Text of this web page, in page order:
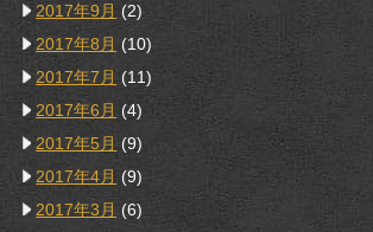
2017年9月 (2)
2017年8月 (10)
2017年7月 (11)
2017年6月 (4)
2017年5月 (9)
2017年4月 (9)
2017年3月 (6)